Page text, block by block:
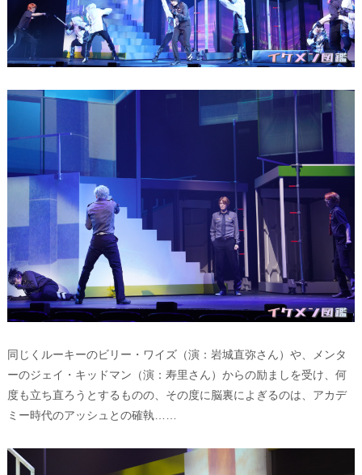
同じくルーキーのビリー・ワイズ（演：岩城直弥さん）や、メンタ
ーのジェイ・キッドマン（演：寿里さん）からの励ましを受け、何
度も立ち直ろうとするものの、その度に脳裏によぎるのは、アカデ
ミー時代のアッシュとの確執……